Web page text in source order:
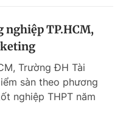
TP.HCM,
Trường ĐH Tài
sàn theo phương
nghiệp THPT năm